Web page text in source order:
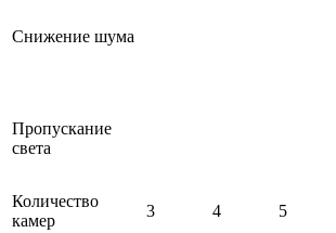
Снижение шума
Пропускание
света
Количество
камер
3 4 5